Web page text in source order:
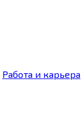
Работа и карьера